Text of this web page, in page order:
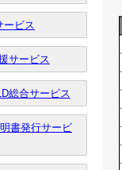
ービス
サービス
総合サービス
書発行サービ